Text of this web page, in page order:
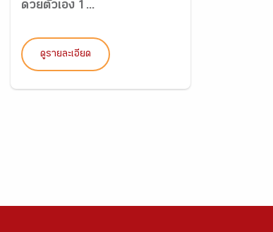
ด้วยตัวเอง 1...
ดูรายละเอียด